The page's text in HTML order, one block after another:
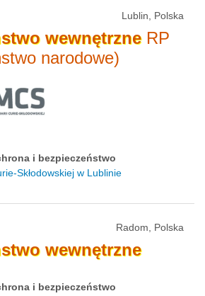
Lublin, Polska
wewnętrzneRP
narodowe)
i bezpieczeństwo
Skłodowskiej w Lublinie
Radom, Polska
wewnętrzne
i bezpieczeństwo